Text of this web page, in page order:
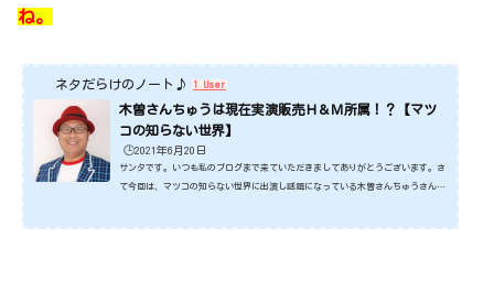
ね。
ネタだらけのノート♪ 1 User
木曽さんちゅうは現在実演販売Ｈ＆Ｍ所属！？【マツ
コの知らない世界】
🕒️2021年6月20日
サンタです。いつも私のブログまで来ていただきましてありがとうございます。さ
て今回は、マツコの知らない世界に出演し話題になっている木曽さんちゅうさんで